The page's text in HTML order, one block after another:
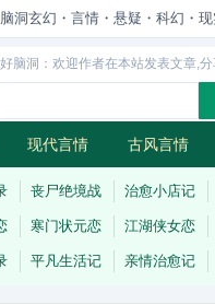
洞玄幻・言情・悬疑・科幻・
脑洞：欢迎作者在本站发表文章,
现代言情 古风言情
连载
丧尸绝境战 治愈小店记
寒门状元恋 江湖侠女恋
平凡生活记 亲情治愈记